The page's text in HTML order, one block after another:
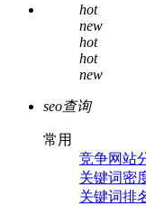
hot
new
hot
hot
new
seo查询
常用
竞争网站
关键词密
关键词排